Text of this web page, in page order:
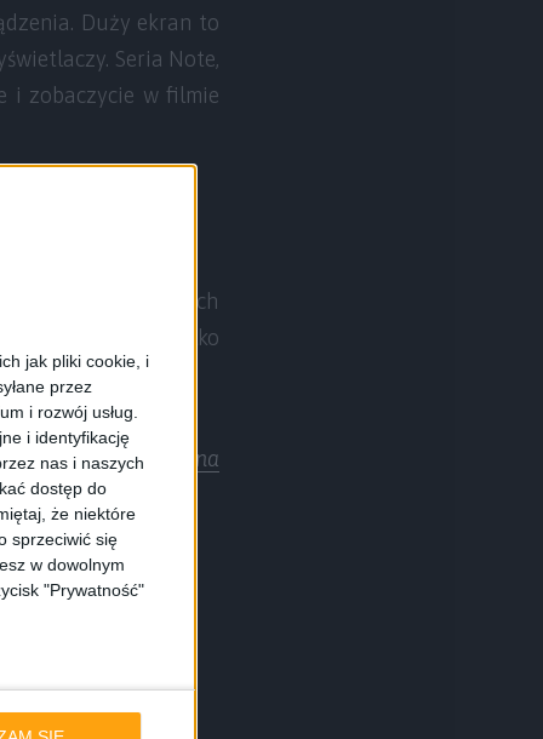
jak pliki cookie, i
przez
i rozwój usług.
i identyfikację
nas i naszych
dostęp do
że niektóre
sprzeciwić się
w dowolnym
"Prywatność"
Duży ekran to
Seria Note,
i zobaczycie w filmie
a z ujawnianych
od kraju. Mam tylko
przezPhoneArena
Note na wideo